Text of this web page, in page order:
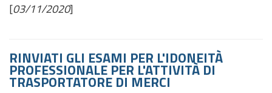
[03/11/2020]
RINVIATI GLI ESAMI PER L'IDONEITÀ
PROFESSIONALE PER L'ATTIVITÀ DI
TRASPORTATORE DI MERCI